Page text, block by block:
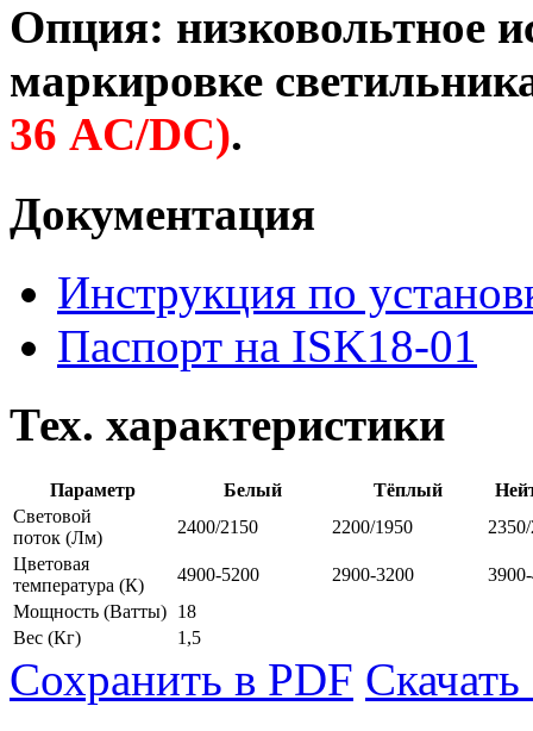
Опция: низковольтное
маркировке
36 AC/DC).
Документация
Инструкция по
Паспорт на ISK18-01
Тех. характеристики
Параметр Белый Тёплый
Световой
поток (Лм)
2400/2150 2200/1950
Цветовая
температура (К)
4900-5200 2900-3200
Мощность (Ватты) 18
Вес (Кг) 1,5
Сохранить в PDF